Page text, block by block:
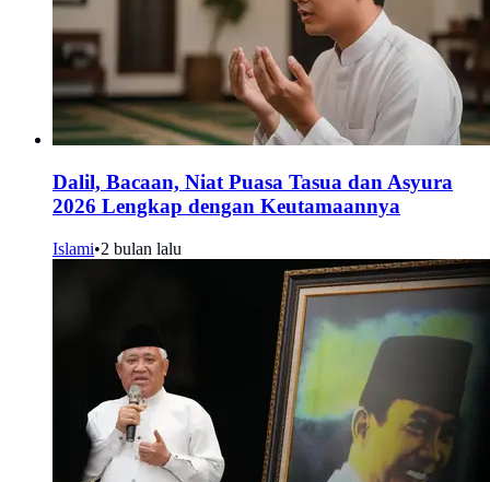
Dalil, Bacaan, Niat Puasa Tasua dan Asyura
2026 Lengkap dengan Keutamaannya
Islami•2 bulan lalu